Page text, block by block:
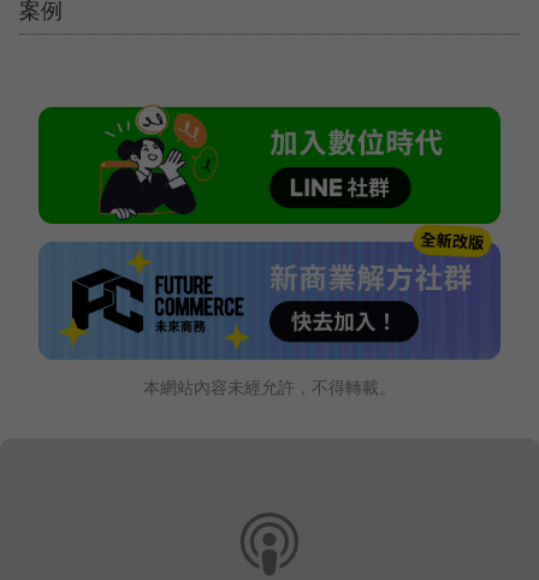
案例
本網站內容未經允許，不得轉載。